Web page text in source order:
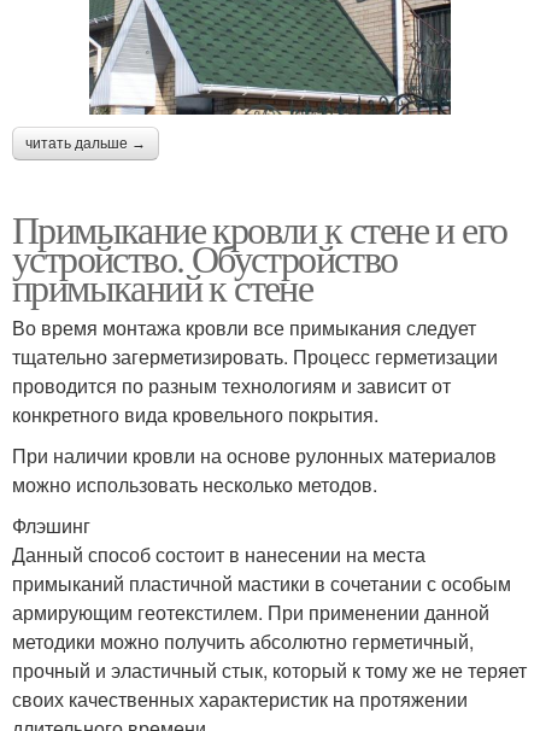
читать дальше →
Примыкание кровли к стене и его
устройство. Обустройство
примыканий к стене
Во время монтажа кровли все примыкания следует
тщательно загерметизировать. Процесс герметизации
проводится по разным технологиям и зависит от
конкретного вида кровельного покрытия.
При наличии кровли на основе рулонных материалов
можно использовать несколько методов.
Флэшинг
Данный способ состоит в нанесении на места
примыканий пластичной мастики в сочетании с особым
армирующим геотекстилем. При применении данной
методики можно получить абсолютно герметичный,
прочный и эластичный стык, который к тому же не теряет
своих качественных характеристик на протяжении